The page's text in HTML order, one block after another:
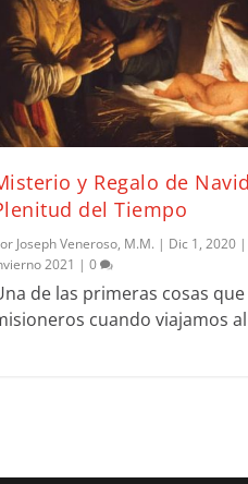
y Regalo de
del Tiempo
Joseph Veneroso, M.M. | Dic 1, 2020|
2021 | 0
de las primeras cosas
cuando viajamos